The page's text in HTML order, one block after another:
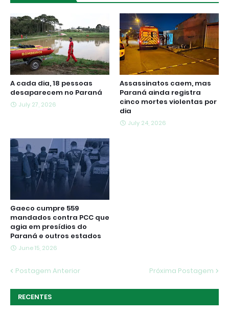
A cada dia, 18 pessoas
desaparecem no Paraná
July 27, 2026
Assassinatos caem, mas
Paraná ainda registra
cinco mortes violentas por
dia
July 24, 2026
Gaeco cumpre 559
mandados contra PCC que
agia em presídios do
Paraná e outros estados
June 15, 2026
Postagem Anterior Próxima Postagem
RECENTES